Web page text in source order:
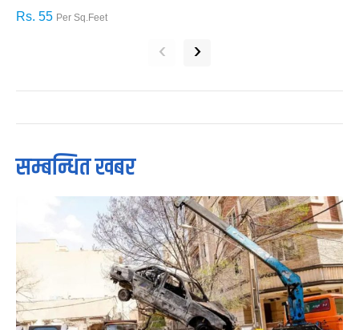
Rs. 55 Per Sq.Feet
‹ ›
सम्बन्धित खबर